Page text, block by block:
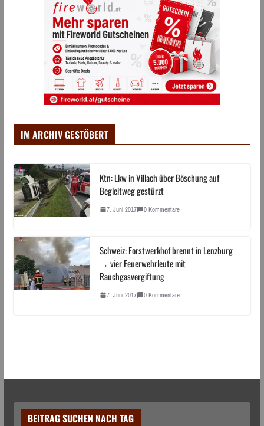
IM ARCHIV GESTÖBERT
Ktn: Lkw in Villach über Böschung auf
Begleitweg gestürzt
7. Juni 2017 0 Kommentare
Schweiz: Forstwerkhof brennt in Lenzburg
→ vier Feuerwehrleute mit
Rauchgasvergiftung
7. Juni 2017 0 Kommentare
BEITRAG SUCHEN NACH TAG